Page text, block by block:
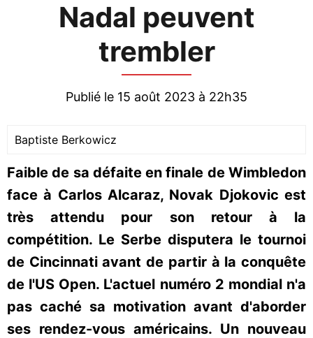
Nadal peuvent
trembler
Publié le 15 août 2023 à 22h35
Baptiste Berkowicz
Faible de sa défaite en finale de Wimbledon
face à Carlos Alcaraz, Novak Djokovic est
très attendu pour son retour à la
compétition. Le Serbe disputera le tournoi
de Cincinnati avant de partir à la conquête
de l'US Open. L'actuel numéro 2 mondial n'a
pas caché sa motivation avant d'aborder
ses rendez-vous américains. Un nouveau